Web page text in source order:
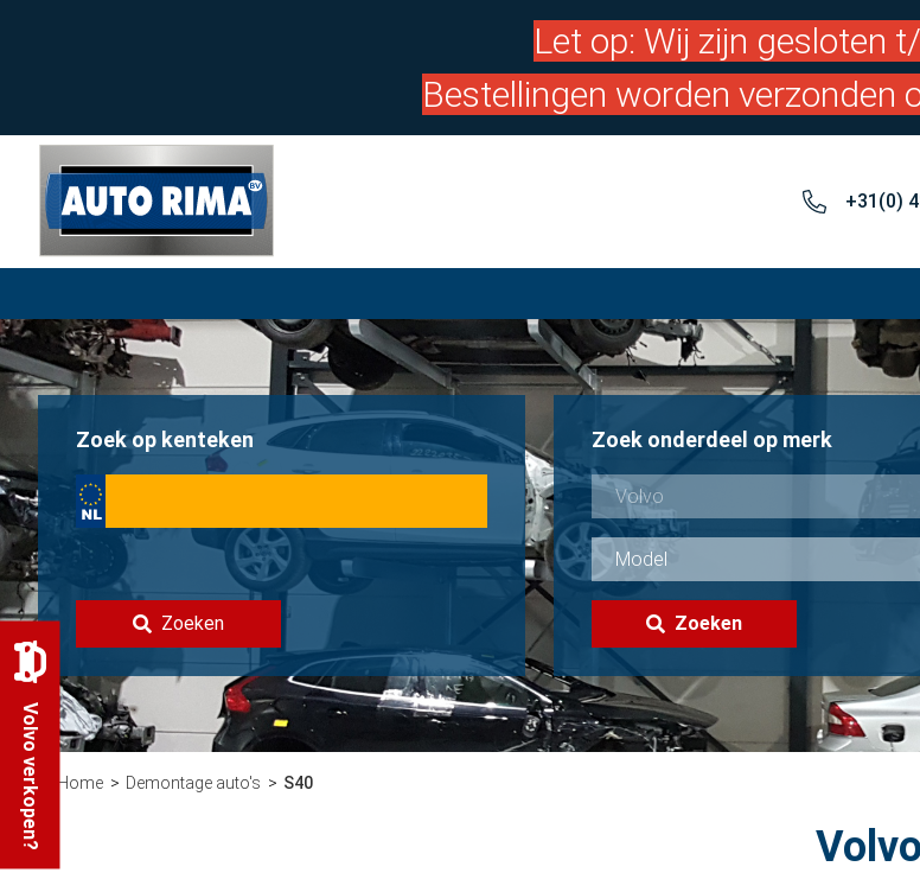
Let op: Wij zijn gesloten
Bestellingen worden verzonden
+31(0)
Zoek op kenteken
Zoeken
Zoek onderdeel op merk
Zoeken
Home Demontage auto's S40
Volvo verkopen?